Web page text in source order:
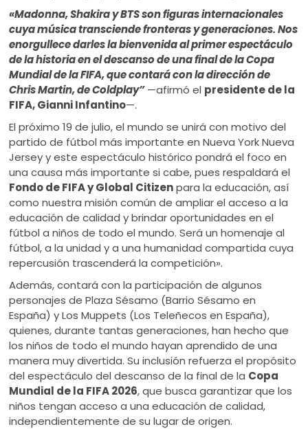
«Madonna, Shakira y BTS son figuras internacionales
cuya música transciende fronteras y generaciones. Nos
enorgullece darles la bienvenida al primer espectáculo
de la historia en el descanso de una final de la Copa
Mundial de la FIFA, que contará con la dirección de
Chris Martin, de Coldplay” —afirmó el presidente de la
FIFA, Gianni Infantino—.
El próximo 19 de julio, el mundo se unirá con motivo del
partido de fútbol más importante en Nueva York Nueva
Jersey y este espectáculo histórico pondrá el foco en
una causa más importante si cabe, pues respaldará el
Fondo de FIFA y Global Citizenpara la educación, así
como nuestra misión común de ampliar el acceso a la
educación de calidad y brindar oportunidades en el
fútbol a niños de todo el mundo. Será un homenaje al
fútbol, a la unidad y a una humanidad compartida cuya
repercusión trascenderá la competición».
Además, contará con la participación de algunos
personajes de Plaza Sésamo (Barrio Sésamo en
España) y Los Muppets (Los Teleñecos en España),
quienes, durante tantas generaciones, han hecho que
los niños de todo el mundo hayan aprendido de una
manera muy divertida. Su inclusión refuerza el propósito
del espectáculo del descanso de la final de la Copa
Mundial de la FIFA 2026, que busca garantizar que los
niños tengan acceso a una educación de calidad,
independientemente de su lugar de origen.